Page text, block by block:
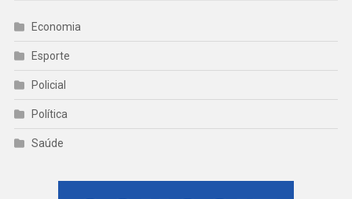
Economia
Esporte
Policial
Política
Saúde